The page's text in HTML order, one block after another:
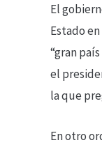
El
Estado
“gran
el
la que
En otro